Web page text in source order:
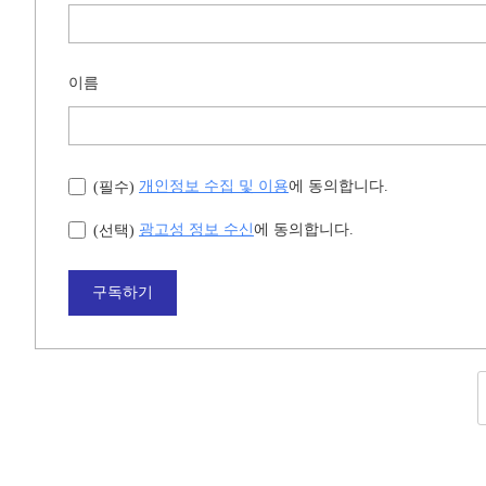
이름
(필수) 개인정보 수집 및 이용에 동의합니다.
(선택) 광고성 정보 수신에 동의합니다.
구독하기